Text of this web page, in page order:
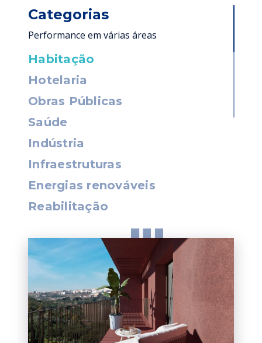
Categorias
Performance em várias áreas
Habitação
Hotelaria
Obras Públicas
Saúde
Indústria
Infraestruturas
Energias renováveis
Reabilitação